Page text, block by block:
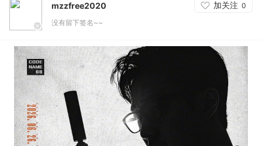
mzzfree2020 加关注 0
没有留下签名~~